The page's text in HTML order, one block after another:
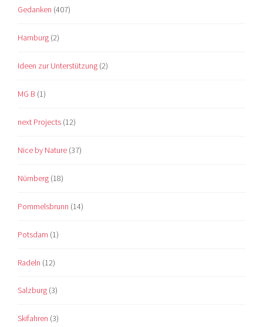
Gedanken (407)
Hamburg (2)
Ideen zur Unterstützung (2)
MG B (1)
next Projects (12)
Nice by Nature (37)
Nürnberg (18)
Pommelsbrunn (14)
Potsdam (1)
Radeln (12)
Salzburg (3)
Skifahren (3)